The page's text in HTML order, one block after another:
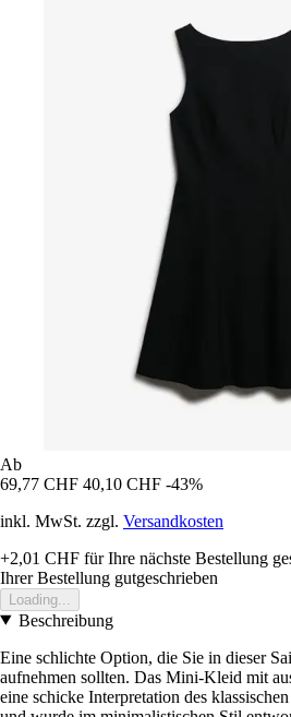
Ab
69,77 CHF 40,10 CHF -43%
inkl. MwSt. zzgl. Versandkosten
+2,01 CHF für Ihre nächste Bestellung
Ihrer Bestellung gutgeschrieben
Loading...
Beschreibung
Eine schlichte Option, die Sie in dieser
aufnehmen sollten. Das Mini-Kleid mit
eine schicke Interpretation des